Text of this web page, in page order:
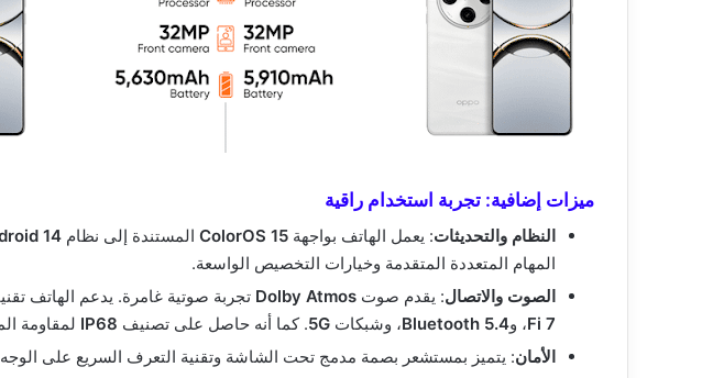
ميزات إضافية: تجربة استخدام راقية
النظام والتحديثات: يعمل الهاتف بواجهة ColorOS 15 المستندة إلى نظام 14
المهام المتعددة المتقدمة وخيارات التخصيص الواسعة.
الصوت والاتصال: يقدم صوت Dolby Atmos تجربة صوتية غامرة. يدعم الهاتف
Fi 7، وBluetooth 5.4، وشبكات 5G. كما أنه حاصل على تصنيف IP68 لمقاومة
الأمان: يتميز بمستشعر بصمة مدمج تحت الشاشة وتقنية التعرف السريع على الوجه